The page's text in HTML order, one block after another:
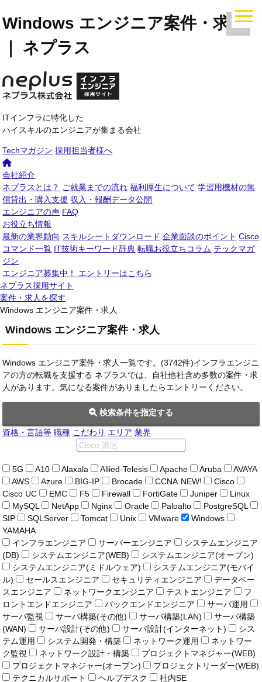
Windows エンジニア案件・求人
｜ ネプラス
ITインフラに特化した
ハイスキルのエンジニアが集まる会社
Techマガジン 採用担当者様へ
会社紹介
ネプラスとは？ ご就業までの流れ 福利厚生について 学習用機材の無
償貸出・購入支援 収入・報酬データ公開
エンジニアの声 FAQ
お役立ち情報
最新の業界動向 スキルシートダウンロード 企業面談のポイント Cisco
コマンド一覧 IT技術キーワード辞典 転職お役立ちコラム テックマガ
ジン
エンジニア募集中！
エントリーはこちら
ネプラス採用サイト
案件・求人を探す
Windows エンジニア案件・求人
Windows エンジニア案件・求人
Windows エンジニア案件・求人一覧です。(3742件)インフラエンジニ
アの方の転職を支援する ネプラスでは、自社他社含め多数の案件・求
人があります。気になる案件がありましたらエントリーください。
検索条件を指定する
資格・言語等 職種 こだわり エリア 業界
5G A10 Alaxala Allied-Telesis Apache Aruba
AVAYA
AWS
Azure BIG-IP Brocade CCNA NEW!
Cisco
Cisco UC
EMC F5 Firewall FortiGate Juniper
Linux
MySQL
NetApp Nginx Oracle Paloalto
PostgreSQL
SIP
SQLServer Tomcat Unix VMware
Windows
YAMAHA
インフラエンジニア
サーバーエンジニア
システムエンジニア
(DB)
システムエンジニア(WEB)
システムエンジニア(オープン)
システムエンジニア(ミドルウェア)
システムエンジニア(モバイ
ル)
セールスエンジニア セキュリティエンジニア
データベー
スエンジニア
ネットワークエンジニア テストエンジニア
フ
ロントエンドエンジニア
バックエンドエンジニア
サーバ運用
サーバ監視
サーバ構築(その他) サーバ構築(LAN)
サーバ構築
(WAN)
サーバ設計(その他) サーバ設計(インターネット)
シス
テム運用
システム開発・構築 ネットワーク運用
ネットワー
ク監視
ネットワーク設計・構築
プロジェクトマネジャー(WEB)
プロジェクトマネジャー(オープン)
プロジェクトリーダー(WEB)
テクニカルサポート
ヘルプデスク
社内SE